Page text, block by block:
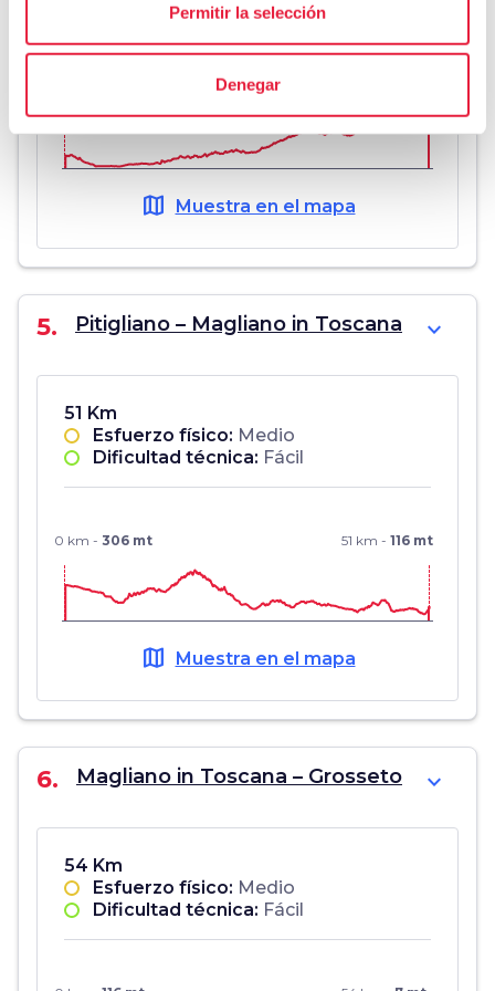
Permitir la selección
Denegar
Dificultad técnica:Fácil
map Muestra en el mapa
5. Pitigliano – Magliano in Toscana expand_more
51 Km
Esfuerzo físico: Medio
Dificultad técnica: Fácil
51 km - 116 mt
0 km - 306 mt
map Muestra en el mapa
6. Magliano in Toscana – Grosseto expand_more
54 Km
Esfuerzo físico: Medio
Dificultad técnica: Fácil